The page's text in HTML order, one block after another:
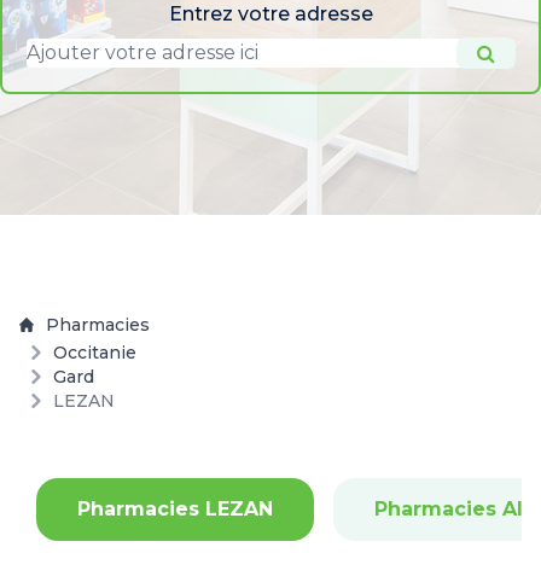
Entrez votre adresse
Pharmacies
Occitanie
Gard
LEZAN
Pharmacies LEZAN Pharmacies